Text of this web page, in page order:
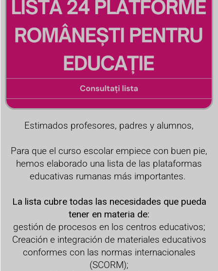
Estimados profesores, padres y alumnos,
Para que el curso escolar empiece con buen pie,
hemos elaborado una lista de las plataformas
educativas rumanas más importantes.
La lista cubre todas las necesidades que pueda
tener en materia de:
gestión de procesos en los centros educativos;
Creación e integración de materiales educativos
conformes con las normas internacionales
(SCORM);